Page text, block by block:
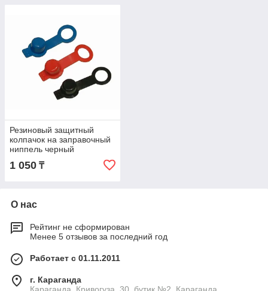
Резиновый защитный
колпачок на заправочный
ниппель черный
1 050 ₸
О нас
Рейтинг не сформирован
Менее 5 отзывов за последний год
Работает с 01.11.2011
г. Караганда